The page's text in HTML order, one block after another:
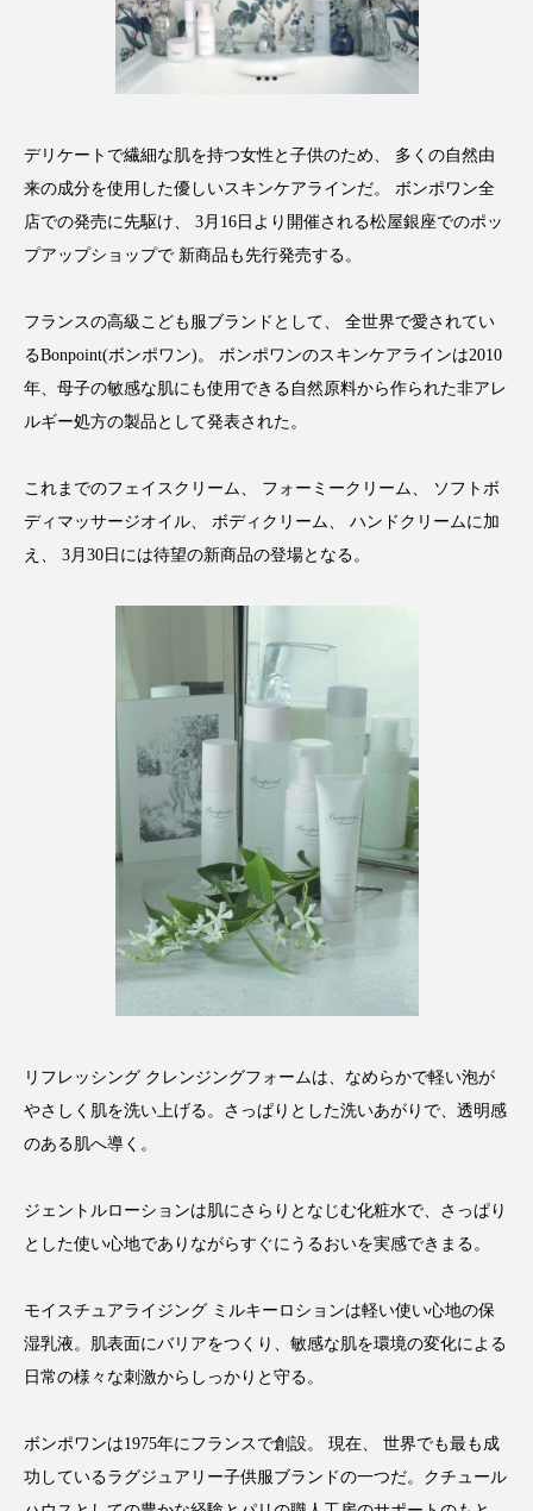
インナービューティーアワード2025受賞商品
ウェルビーイング エイジングケア
エクソソーム オーガニック オゾン
カカイオイル ガジェット キーワード
クルエルティフリー クレンジング
コネクテッド・ビューティ コミュニケーション
サステナブル美容 サプライチェーン
サロンクレンジング サロン戦略
サロン連略
スカルプ クレンジング 頻度 スカルプケア
スキンケア 習慣
スキンケアルーティン ストレス
スマートウォッチ スマートパッチ
スマートリング セーフプレイス セラミド
セラミド保湿
タンパク質 ディープクレンジング
デジタルデトックス デトックス
パーソナライズ バーチャルメイク
デリケートで繊細な肌を持つ女性と子供のため、 多くの自然由
来の成分を使用した優しいスキンケアラインだ。 ボンポワン全
店での発売に先駆け、 3月16日より開催される松屋銀座でのポッ
プアップショップで 新商品も先行発売する。
フランスの高級こども服ブランドとして、 全世界で愛されてい
るBonpoint(ボンポワン)。 ボンポワンのスキンケアラインは2010
年、母子の敏感な肌にも使用できる自然原料から作られた非アレ
ルギー処方の製品として発表された。
これまでのフェイスクリーム、 フォーミークリーム、 ソフトボ
ディマッサージオイル、 ボディクリーム、 ハンドクリームに加
え、 3月30日には待望の新商品の登場となる。
リフレッシング クレンジングフォームは、なめらかで軽い泡が
やさしく肌を洗い上げる。さっぱりとした洗いあがりで、透明感
のある肌へ導く。
ジェントルローションは肌にさらりとなじむ化粧水で、さっぱり
とした使い心地でありながらすぐにうるおいを実感できまる。
モイスチュアライジング ミルキーロションは軽い使い心地の保
湿乳液。肌表面にバリアをつくり、敏感な肌を環境の変化による
日常の様々な刺激からしっかりと守る。
ボンポワンは1975年にフランスで創設。 現在、 世界でも最も成
功しているラグジュアリー子供服ブランドの一つだ。クチュール